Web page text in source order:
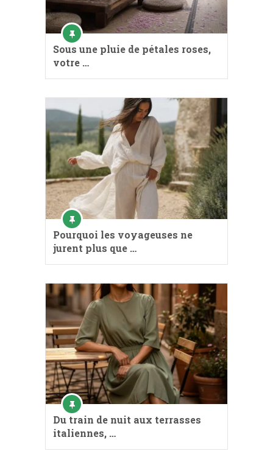
Sous une pluie de pétales roses,
votre …
Pourquoi les voyageuses ne
jurent plus que …
Du train de nuit aux terrasses
italiennes, …